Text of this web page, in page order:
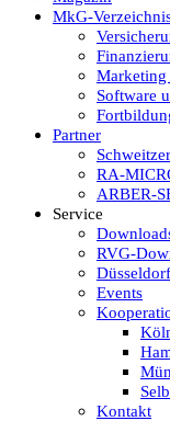
MkG-
Software
Partner
RA-
ARBER-
Service
RVG-
Events
Kontakt